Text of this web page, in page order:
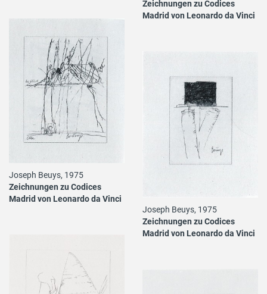
Zeichnungen zu Codices
Madrid von Leonardo da Vinci
Joseph Beuys, 1975
Zeichnungen zu Codices
Madrid von Leonardo da Vinci
Joseph Beuys, 1975
Zeichnungen zu Codices
Madrid von Leonardo da Vinci